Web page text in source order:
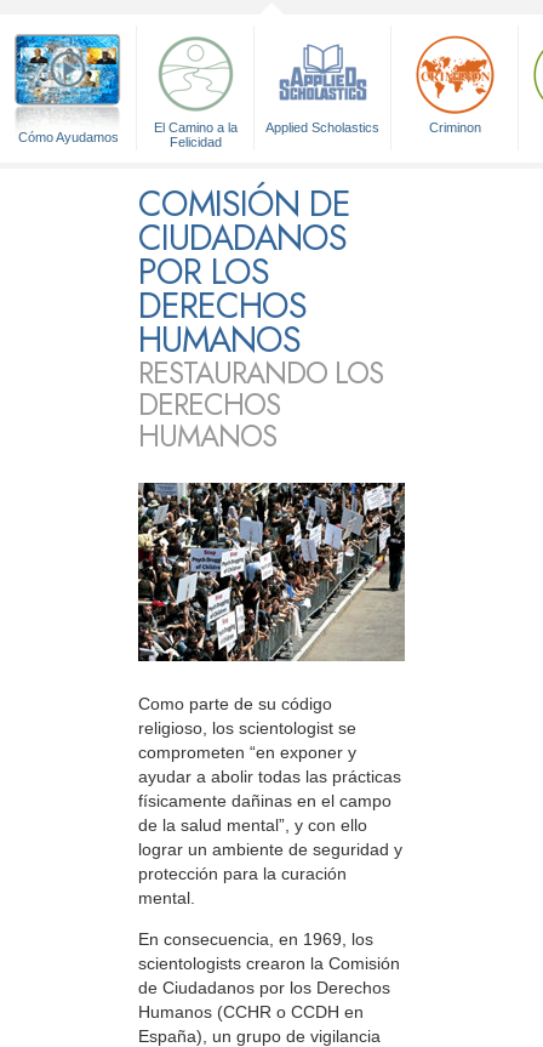
Cómo Ayudamos
El Camino a la
Felicidad
Applied Scholastics Criminon
COMISIÓN DE
CIUDADANOS
POR LOS
DERECHOS
HUMANOS
RESTAURANDO LOS
DERECHOS
HUMANOS
Como parte de su código
religioso, los scientologist se
comprometen “en exponer y
ayudar a abolir todas las prácticas
físicamente dañinas en el campo
de la salud mental”, y con ello
lograr un ambiente de seguridad y
protección para la curación
mental.
En consecuencia, en 1969, los
scientologists crearon la Comisión
de Ciudadanos por los Derechos
Humanos (CCHR o CCDH en
España), un grupo de vigilancia